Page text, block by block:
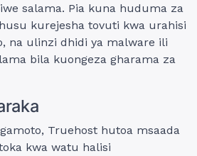
salama. Pia kuna huduma za
kurejesha tovuti kwa urahisi
na ulinzi dhidi ya malware ili
bila kuongeza gharama za
Truehost hutoa msaada
kwa watu halisi